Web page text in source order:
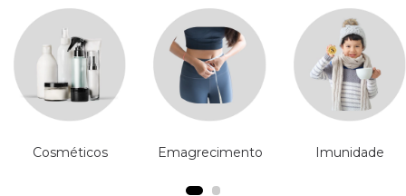
Cosméticos Emagrecimento Imunidade